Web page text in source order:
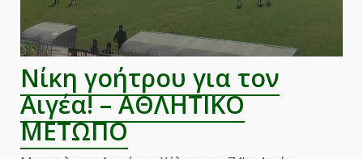
Νίκη γοήτρου για τον
Αιγέα! – ΑΘΛΗΤΙΚΟ
ΜΕΤΩΠΟ